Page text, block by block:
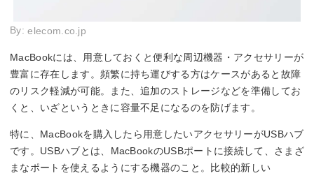
By:elecom.co.jp
MacBookには、用意しておくと便利な周辺機器・アクセサリーが
豊富に存在します。頻繁に持ち運びする方はケースがあると故障
のリスク軽減が可能。また、追加のストレージなどを準備してお
くと、いざというときに容量不足になるのを防げます。
特に、MacBookを購入したら用意したいアクセサリーがUSBハブ
です。USBハブとは、MacBookのUSBポートに接続して、さまざ
まなポートを使えるようにする機器のこと。比較的新しい